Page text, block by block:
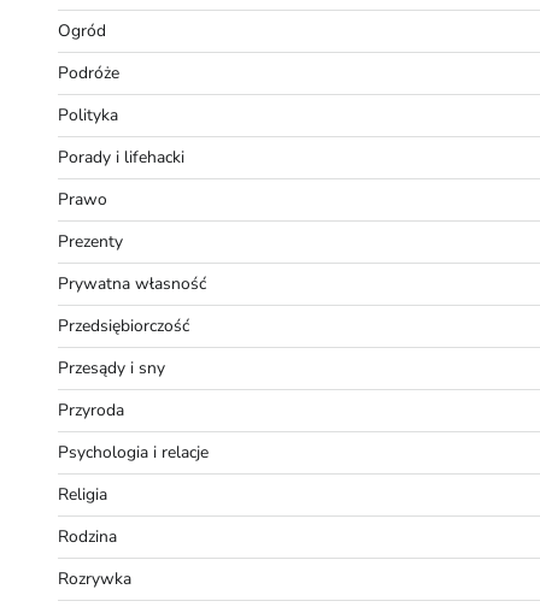
Ogród
Podróże
Polityka
Porady i lifehacki
Prawo
Prezenty
Prywatna własność
Przedsiębiorczość
Przesądy i sny
Przyroda
Psychologia i relacje
Religia
Rodzina
Rozrywka